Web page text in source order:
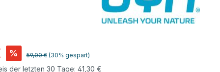
% Regulärer Preis:
59,00 € (30% gespart)
der letzten 30 Tage: 41,30 €